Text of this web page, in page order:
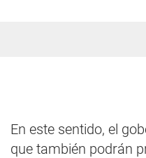
En este sentido, el
que también podrán